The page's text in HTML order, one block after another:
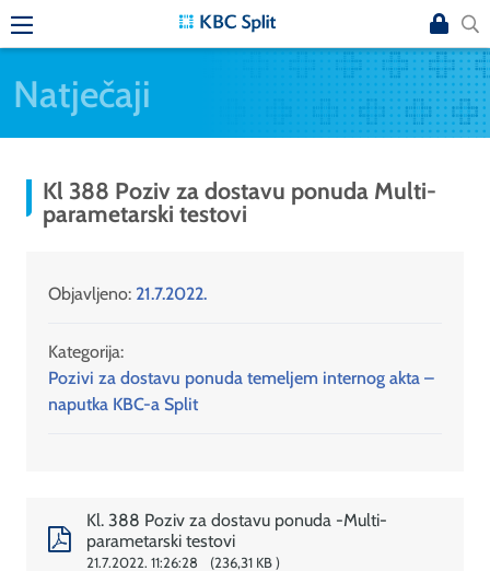
Natječaji
Kl 388 Poziv za dostavu ponuda Multi-
parametarski testovi
Objavljeno: 21.7.2022.
Kategorija:
Pozivi za dostavu ponuda temeljem internog akta –
naputka KBC-a Split
Kl. 388 Poziv za dostavu ponuda -Multi-
parametarski testovi
21.7.2022. 11:26:28 236,31 KB